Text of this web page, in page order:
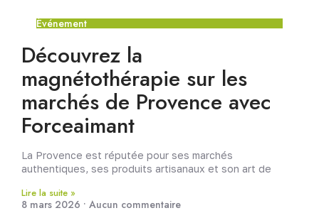
Événement
Découvrez la
magnétothérapie sur les
marchés de Provence avec
Forceaimant
La Provence est réputée pour ses marchés
authentiques, ses produits artisanaux et son art de
Lire la suite »
8 mars 2026 Aucun commentaire